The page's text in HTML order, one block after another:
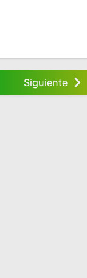
Siguiente